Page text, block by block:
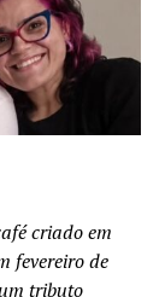
criado em
fevereiro de
tributo